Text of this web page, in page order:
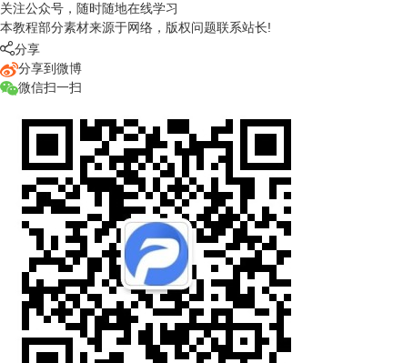
关注公众号，随时随地在线学习
本教程部分素材来源于网络，版权问题联系站长!
分享
分享到微博
微信扫一扫